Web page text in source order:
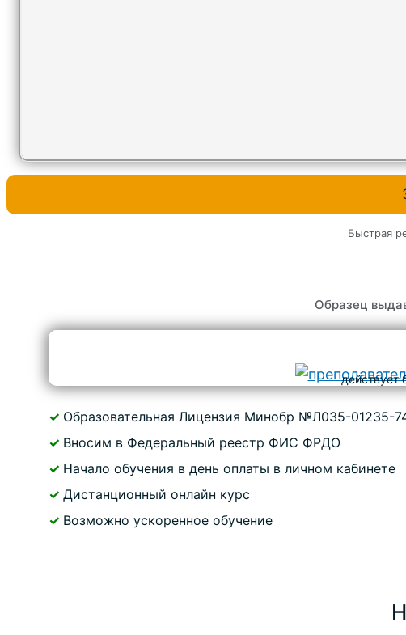
Быстрая
Образец
действует
✓ Образовательная Лицензия Минобр №Л035-01235-
✓ Вносим в Федеральный реестр ФИС ФРДО
✓ Начало обучения в день оплаты в личном кабинете
✓ Дистанционный онлайн курс
✓ Возможно ускоренное обучение